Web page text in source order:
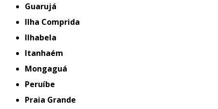
Guarujá
Ilha Comprida
Ilhabela
Itanhaém
Mongaguá
Peruíbe
Praia Grande